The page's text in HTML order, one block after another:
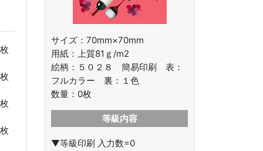
枚
枚
枚
枚
サイズ：70mm×70mm
用紙：上質81ｇ/m2
絵柄： ５０２８ 簡易印刷 表：
フルカラー 裏：１色
数量： 0枚
等級内容
▼等級印刷 入力数=0